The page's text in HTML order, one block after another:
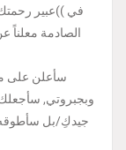
الصادمة معلناً
سأعلن على
وبجبروتي, سأجعلك
جيدكِ/بل سأطوقه